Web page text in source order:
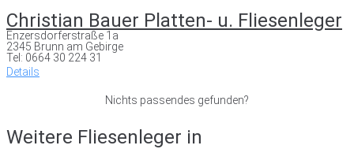
Christian Bauer Platten- u. Fliesenleger
Enzersdorferstraße 1a
2345 Brunn am Gebirge
Tel: 0664 30 224 31
Details
Nichts passendes gefunden?
Weitere Fliesenleger in